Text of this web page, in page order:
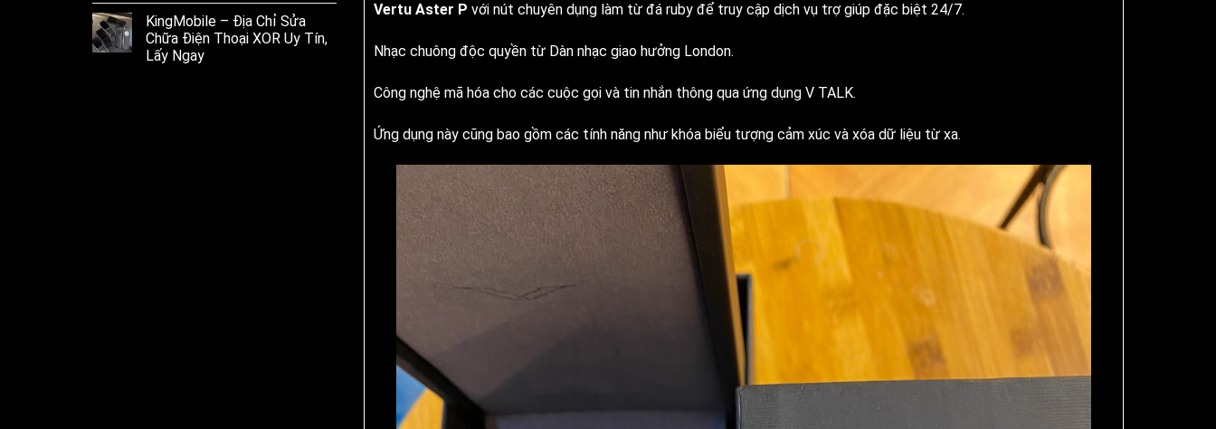
KingMobile – Địa Chỉ Sửa
Chữa Điện Thoại XOR Uy Tín,
Lấy Ngay
Vertu Aster P với nút chuyên dụng làm từ đá ruby để truy cập dịch vụ trợ giúp đặc biệt 24/7.
Nhạc chuông độc quyền từ Dàn nhạc giao hưởng London.
Công nghệ mã hóa cho các cuộc gọi và tin nhắn thông qua ứng dụng V TALK.
Ứng dụng này cũng bao gồm các tính năng như khóa biểu tượng cảm xúc và xóa dữ liệu từ xa.